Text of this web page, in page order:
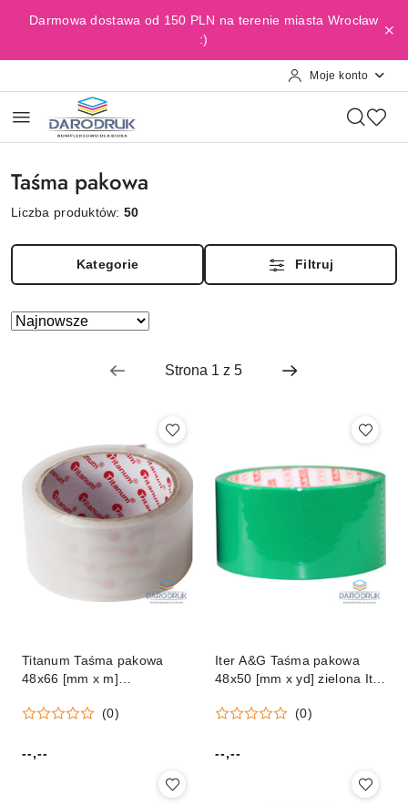
Przejdź do treści głównej
Przejdź do wyszukiwarki
Przejdź do moje konto
Przejdź do menu głównego
Przejdź do stopki
Darmowa dostawa od 150 PLN na terenie miasta Wrocław
:)
Moje konto
Taśma pakowa
Liczba produktów:50
Kategorie Filtruj
Zastosowano
Sortuj
Titanum Taśma pakowa
48x66 [mm x m]
(0)
Cena:
--,--
Iter A&G Taśma pakowa
48x50 [mm x yd] zielona Iter
(0)
Cena:
--,--